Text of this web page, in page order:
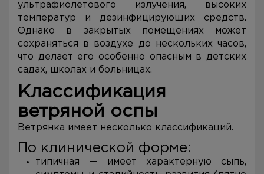
ультрафиолетового излучения, высоких
температур и дезинфицирующих средств.
Однако в закрытых помещениях может
сохраняться в воздухе до нескольких часов,
что делает его особенно опасным в детских
садах, школах и больницах.
Классификация
ветряной оспы
Ветрянка имеет несколько классификаций.
По клинической форме:
типичная — имеет характерную сыпь,